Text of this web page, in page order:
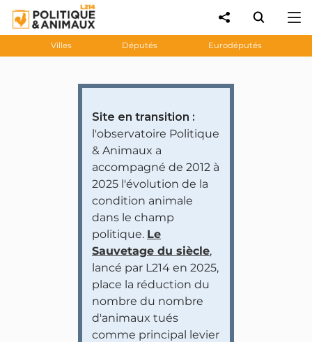
Villes Députés Eurodéputés
Site en transition :
l'observatoire Politique
& Animaux a
accompagné de 2012 à
2025 l'évolution de la
condition animale
dans le champ
politique. Le
Sauvetage du siècle,
lancé par L214 en 2025,
place la réduction du
nombre du nombre
d'animaux tués
comme principal levier